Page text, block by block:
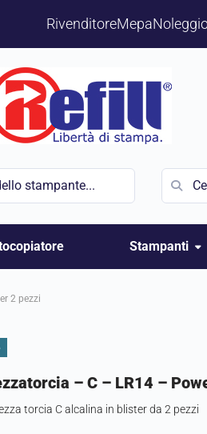
RivenditoreMepa
Stampanti
2 pezzi
– C – LR14 –
torcia C alcalina in blister da 2 pezzi